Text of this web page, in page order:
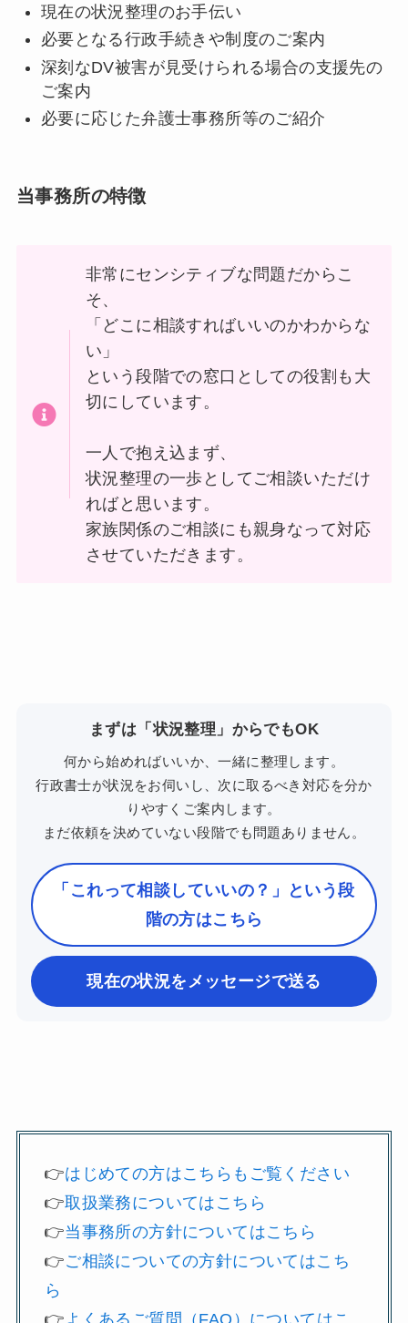
現在の状況整理のお手伝い
必要となる行政手続きや制度のご案内
深刻なDV被害が見受けられる場合の支援先の
ご案内
必要に応じた弁護士事務所等のご紹介
当事務所の特徴
非常にセンシティブな問題だからこ
そ、
「どこに相談すればいいのかわからな
い」
という段階での窓口としての役割も大
切にしています。
一人で抱え込まず、
状況整理の一歩としてご相談いただけ
ればと思います。
家族関係のご相談にも親身なって対応
させていただきます。
まずは「状況整理」からでもOK
何から始めればいいか、一緒に整理します。
行政書士が状況をお伺いし、次に取るべき対応を分か
りやすくご案内します。
まだ依頼を決めていない段階でも問題ありません。
「これって相談していいの？」という段
階の方はこちら
現在の状況をメッセージで送る
👉はじめての方はこちらもご覧ください
👉取扱業務についてはこちら
👉当事務所の方針についてはこちら
👉ご相談についての方針についてはこち
ら
👉 よくあるご質問（FAQ）についてはこ